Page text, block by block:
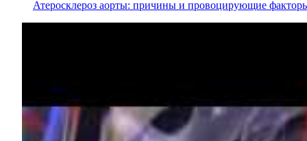
Атеросклероз аорты: причины и провоцирующие